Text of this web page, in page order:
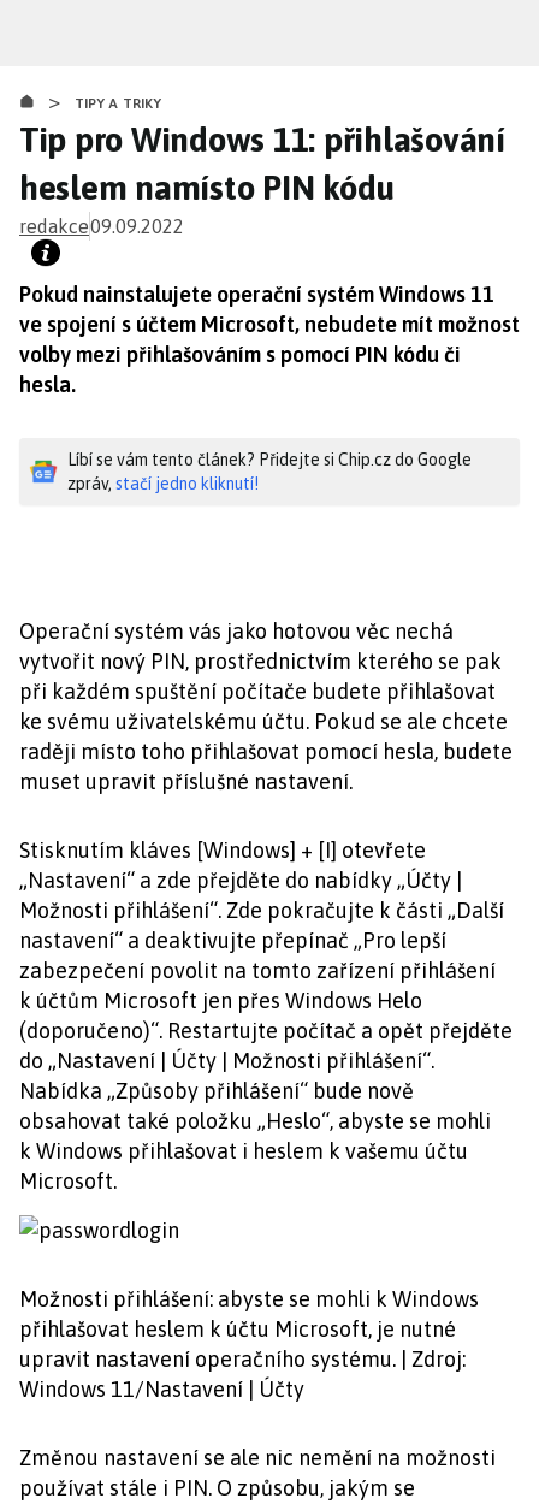
obsahu
> TIPY A TRIKY
Tip pro Windows 11: přihlašování
heslem namísto PIN kódu
redakce09.09.2022
Pokud nainstalujete operační systém Windows 11
ve spojení s účtem Microsoft, nebudete mít možnost
volby mezi přihlašováním s pomocí PIN kódu či
hesla.
Líbí se vám tento článek? Přidejte si Chip.cz do Google
zpráv, stačí jedno kliknutí!
Operační systém vás jako hotovou věc nechá
vytvořit nový PIN, prostřednictvím kterého se pak
při každém spuštění počítače budete přihlašovat
ke svému uživatelskému účtu. Pokud se ale chcete
raději místo toho přihlašovat pomocí hesla, budete
muset upravit příslušné nastavení.
Stisknutím kláves [Windows] + [I] otevřete
„Nastavení“ a zde přejděte do nabídky „Účty |
Možnosti přihlášení“. Zde pokračujte k části „Další
nastavení“ a deaktivujte přepínač „Pro lepší
zabezpečení povolit na tomto zařízení přihlášení
k účtům Microsoft jen přes Windows Helo
(doporučeno)“. Restartujte počítač a opět přejděte
do „Nastavení | Účty | Možnosti přihlášení“.
Nabídka „Způsoby přihlášení“ bude nově
obsahovat také položku „Heslo“, abyste se mohli
k Windows přihlašovat i heslem k vašemu účtu
Microsoft.
Možnosti přihlášení: abyste se mohli k Windows
přihlašovat heslem k účtu Microsoft, je nutné
upravit nastavení operačního systému. | Zdroj:
Windows 11/Nastavení | Účty
Změnou nastavení se ale nic nemění na možnosti
používat stále i PIN. O způsobu, jakým se